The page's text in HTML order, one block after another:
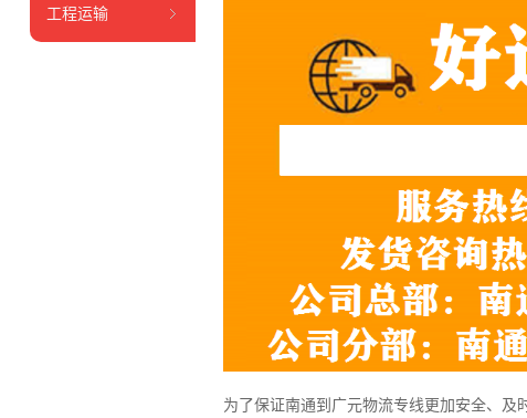
为了保证南通到广元物流专线更加安全、
工程运输